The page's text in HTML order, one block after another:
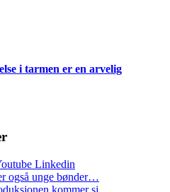
i tarmen er en arvelig
Linkedin